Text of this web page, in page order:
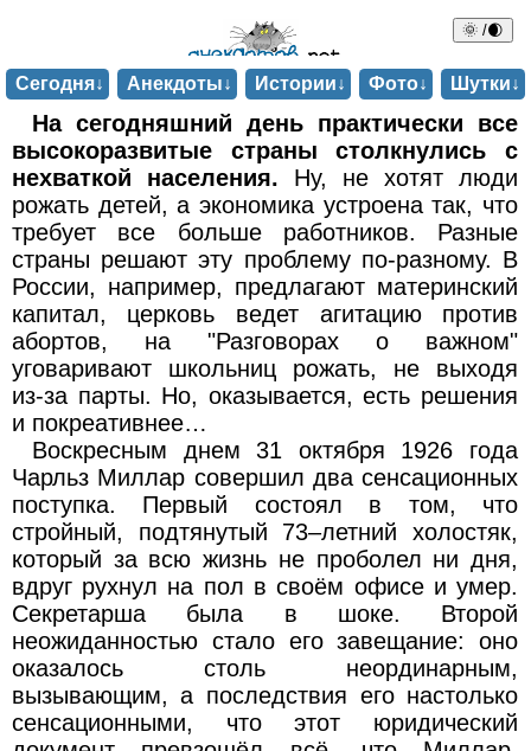
🌞 /🌒
Сегодня↓ Анекдоты↓ Истории↓ Фото↓ Шутки↓
На сегодняшний день практически все
высокоразвитые страны столкнулись с
нехваткой населения. Ну, не хотят люди
рожать детей, а экономика устроена так, что
требует все больше работников. Разные
страны решают эту проблему по-разному. В
России, например, предлагают материнский
капитал, церковь ведет агитацию против
абортов, на "Разговорах о важном"
уговаривают школьниц рожать, не выходя
из-за парты. Но, оказывается, есть решения
и покреативнее…
Воскресным днем 31 октября 1926 года
Чарльз Миллар совершил два сенсационных
поступка. Первый состоял в том, что
стройный, подтянутый 73–летний холостяк,
который за всю жизнь не проболел ни дня,
вдруг рухнул на пол в своём офисе и умер.
Секретарша была в шоке. Второй
неожиданностью стало его завещание: оно
оказалось столь неординарным,
вызывающим, а последствия его настолько
сенсационными, что этот юридический